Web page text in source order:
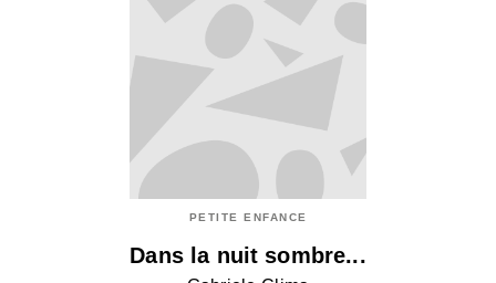
PETITE ENFANCE
Dans la nuit sombre...